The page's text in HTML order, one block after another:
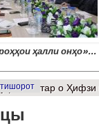
ҳалли онҳо»...
о Ҳифзи